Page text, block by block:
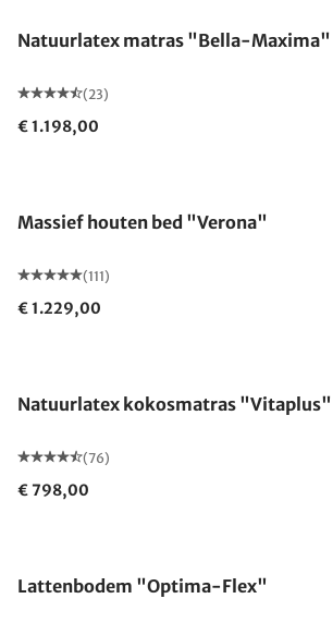
Natuurlatex matras "Bella-Maxima"
(23)
€ 1.198,00
Massief houten bed "Verona"
(111)
€ 1.229,00
Natuurlatex kokosmatras "Vitaplus"
(76)
€ 798,00
Lattenbodem "Optima-Flex"